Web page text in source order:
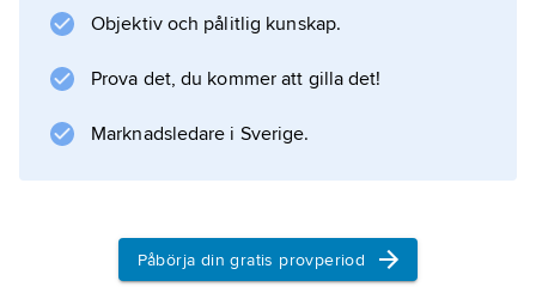
miljöproblemen ökat, främst relaterat till
godstrafiken.
Objektiv och pålitlig kunskap.
Prova det, du kommer att gilla det!
Marknadsledare i Sverige.
Påbörja din gratis provperiod